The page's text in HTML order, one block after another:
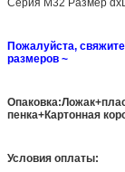
Серия M32 Размер
Пожалуйста,
размеров ~
пенка+Картонная
Условия оплаты: